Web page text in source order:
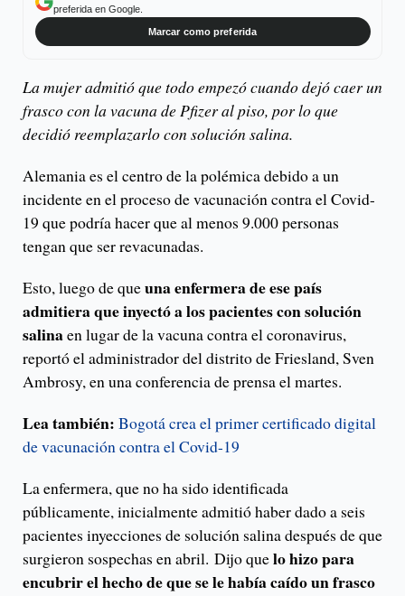
preferida en Google.
Marcar como preferida
La mujer admitió que todo empezó cuando dejó caer un
frasco con la vacuna de Pfizer al piso, por lo que
decidió reemplazarlo con solución salina.
Alemania es el centro de la polémica debido a un
incidente en el proceso de vacunación contra el Covid-
19 que podría hacer que al menos 9.000 personas
tengan que ser revacunadas.
Esto, luego de queuna enfermera de ese país
admitiera que inyectó a los pacientes con solución
salinaen lugar de la vacuna contra el coronavirus,
reportó el administrador del distrito de Friesland, Sven
Ambrosy, en una conferencia de prensa el martes.
Lea también: Bogotá crea el primer certificado digital
de vacunación contra el Covid-19
La enfermera, que no ha sido identificada
públicamente, inicialmente admitió haber dado a seis
pacientes inyecciones de solución salina después de que
surgieron sospechas en abril. Dijo quelo hizo para
encubrir el hecho de que se le había caído un frasco